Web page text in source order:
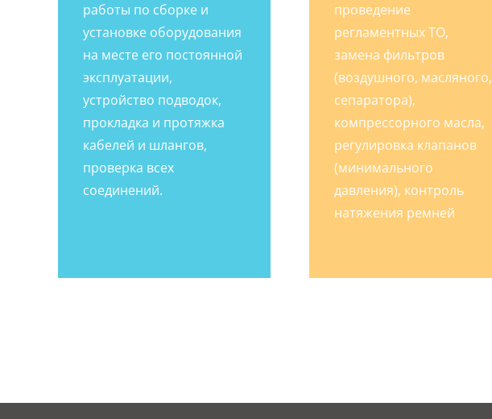
работы по сборке и
установке оборудования
на месте его постоянной
эксплуатации,
устройство подводок,
прокладка и протяжка
кабелей и шлангов,
проверка всех
соединений.
проведение
регламентных ТО,
замена фильтров
(воздушного, масляного,
сепаратора),
компрессорного масла,
регулировка клапанов
(минимального
давления), контроль
натяжения ремней